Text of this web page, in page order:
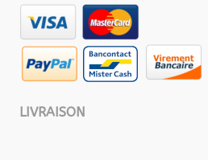
LIVRAISON